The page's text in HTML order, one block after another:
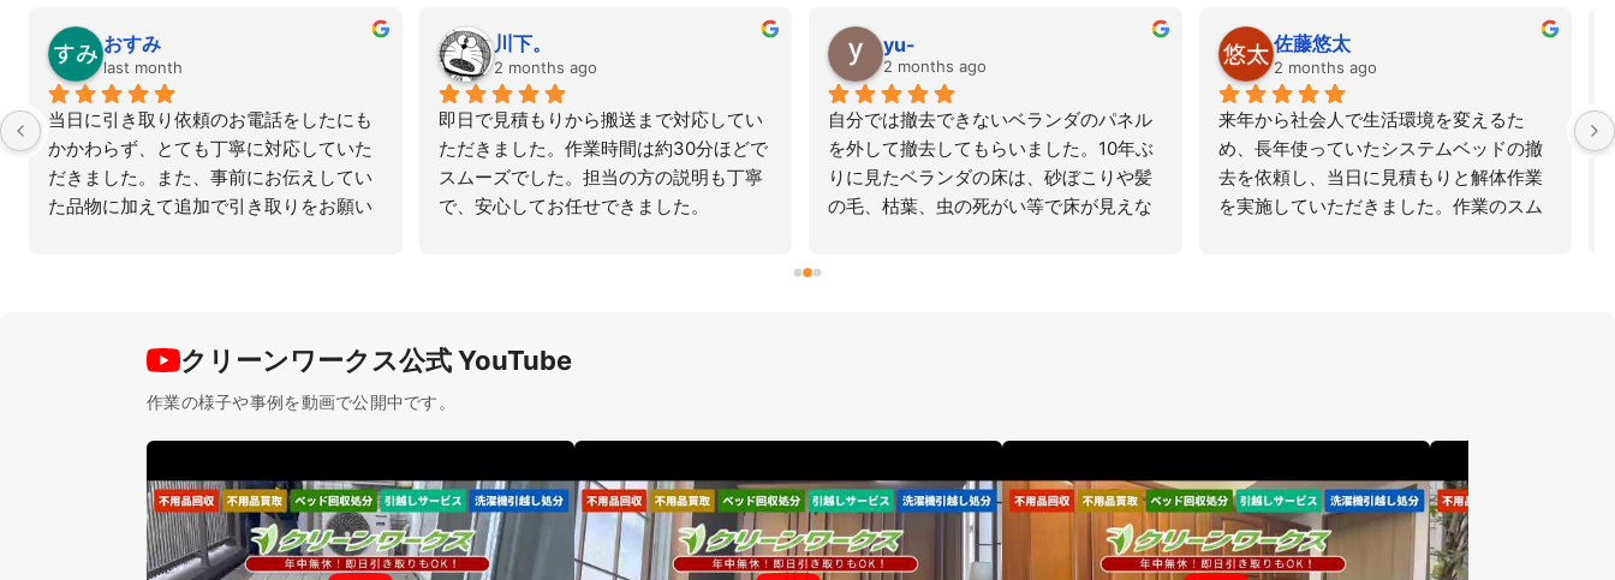
おすみ
last month
当日に引き取り依頼のお電話をしたにも
かかわらず、とても丁寧に対応していた
だきました。また、事前にお伝えしてい
た品物に加えて追加で引き取りをお願い
川下。
2 months ago
即日で見積もりから搬送まで対応してい
ただきました。作業時間は約30分ほどで
スムーズでした。担当の方の説明も丁寧
で、安心してお任せできました。
yu-
2 months ago
自分では撤去できないベランダのパネル
を外して撤去してもらいました。10年ぶ
りに見たベランダの床は、砂ぼこりや髪
の毛、枯葉、虫の死がい等で床が見えな
佐藤悠太
2 months ago
来年から社会人で生活環境を変えるた
め、長年使っていたシステムベッドの撤
去を依頼し、当日に見積もりと解体作業
を実施していただきました。作業のスム
クリーンワークス公式 YouTube
作業の様子や事例を動画で公開中です。